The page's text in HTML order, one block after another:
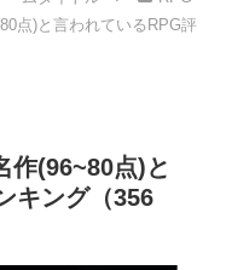
点)と言われているRPG評
作(96~80点)と
キング（356